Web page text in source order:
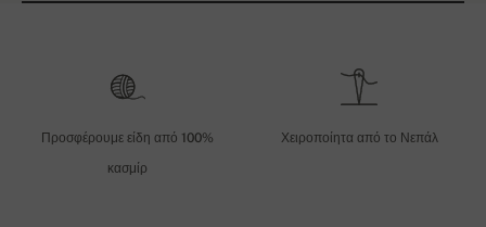
Προσφέρουμε είδη από 100%
κασμίρ
Χειροποίητα από το Νεπάλ